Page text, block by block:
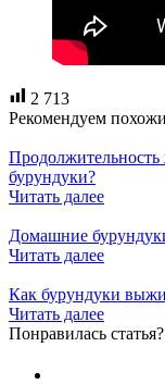
2 713
Рекомендуем
Продолжительность
бурундуки?
Читать далее
Домашние
Читать далее
Как бурундуки
Читать далее
Понравилась